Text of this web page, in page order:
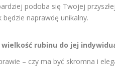
podoba się Twojej
naprawdę unikalny.
rubinu do jej
– czy ma być skromna i